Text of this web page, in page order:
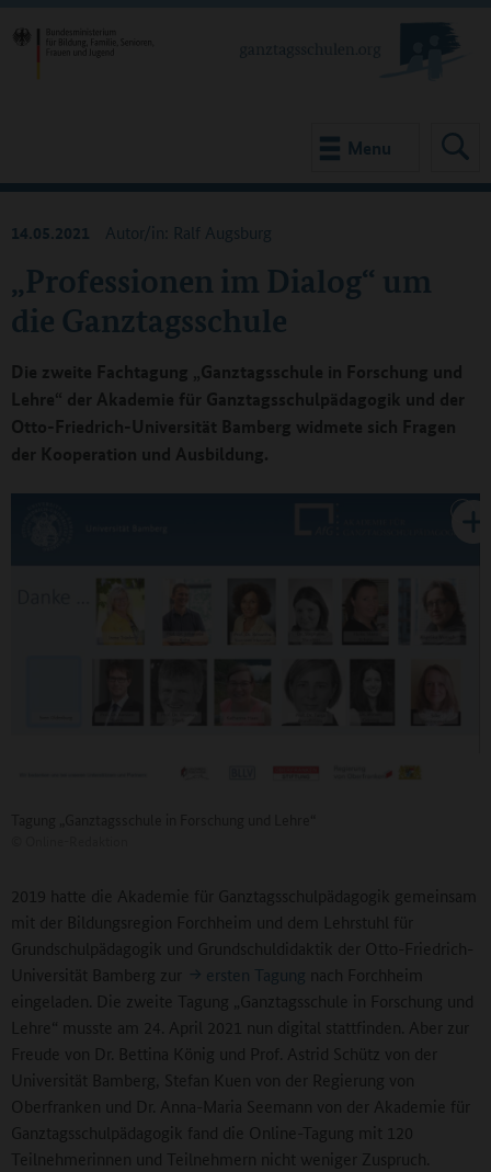
Menu
„Professionen im Dialog“ um
die Ganztagsschule
14.05.2021 Autor/in: Ralf Augsburg
Die zweite Fachtagung „Ganztagsschule in Forschung und
Lehre“ der Akademie für Ganztagsschulpädagogik und der
Otto-Friedrich-Universität Bamberg widmete sich Fragen
der Kooperation und Ausbildung.
2019 hatte die Akademie für Ganztagsschulpädagogik gemeinsam
mit der Bildungsregion Forchheim und dem Lehrstuhl für
Grundschulpädagogik und Grundschuldidaktik der Otto-Friedrich-
Universität Bamberg zur
ersten Tagung nach Forchheim
eingeladen. Die zweite Tagung „Ganztagsschule in Forschung und
Lehre“ musste am 24. April 2021 nun digital stattfinden. Aber zur
Freude von Dr. Bettina König und Prof. Astrid Schütz von der
Universität Bamberg, Stefan Kuen von der Regierung von
Oberfranken und Dr. Anna-Maria Seemann von der Akademie für
Ganztagsschulpädagogik fand die Online-Tagung mit 120
Teilnehmerinnen und Teilnehmern nicht weniger Zuspruch.